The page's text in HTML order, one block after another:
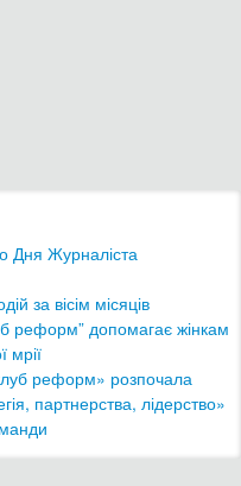
Дня Журналіста
за вісім місяців
реформ” допомагає жінкам
мрії
реформ» розпочала
партнерства, лідерство»